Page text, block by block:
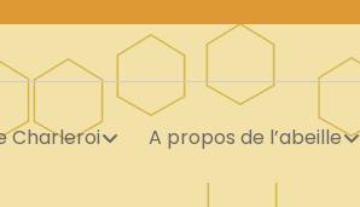
Charleroi A propos de l’abeille